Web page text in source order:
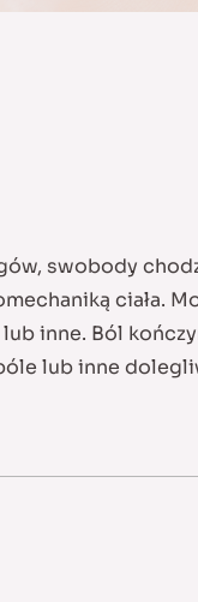
swobody
ciała.
inne. Ból
lub inne